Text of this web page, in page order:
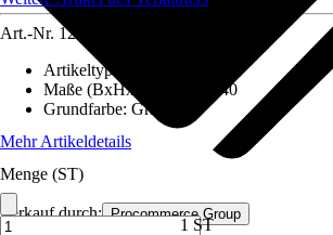
Verkauf durch: Procommerce Group
Art.-Nr. 12591695
Artikeltyp
Maße (BxHxT)
80x180x40
Grundfarbe: Grau
Mehr Artikeldetails
Menge (ST)
1 ST